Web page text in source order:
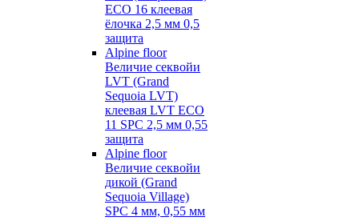
ECO 16 клеевая
ёлочка 2,5 мм 0,5
защита
Alpine floor
Величие секвойи
LVT (Grand
Sequoia LVT)
клеевая LVT ECO
11 SPC 2,5 мм 0,55
защита
Alpine floor
Величие секвойи
дикой (Grand
Sequoia Village)
SPC 4 мм, 0,55 мм